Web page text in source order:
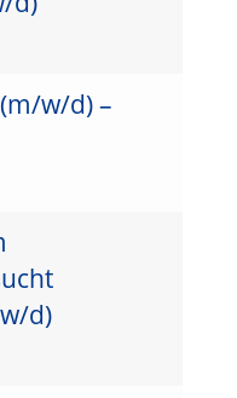
w/d) –
d)